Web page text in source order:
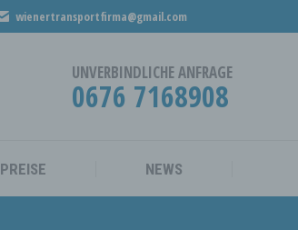
wienertransportfirma@gmail.com
UNVERBINDLICHE ANFRAGE
0676 7168908
PREISE NEWS